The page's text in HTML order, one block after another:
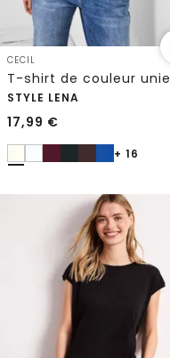
CECIL
T-shirt de couleur unie
STYLE LENA
17,99 €
+ 16